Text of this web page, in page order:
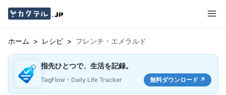
ホーム > レシピ > フレンチ・エメラルド
指先ひとつで、生活を記録。
TagFlow - Daily Life Tracker 無料ダウンロード ↗